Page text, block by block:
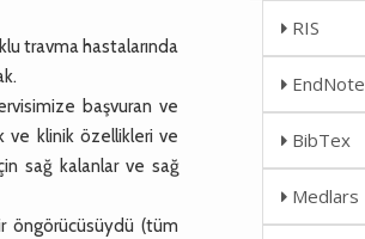
travma hastalarında
başvuran ve
ve klinik özellikleri ve
sağ kalanlar ve sağ
öngörücüsüydü (tüm
RIS
EndNote
BibTex
Medlars